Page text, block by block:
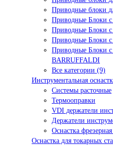
Приводные блоки
Приводные Блоки
Приводные Блоки
Приводные Блоки
Приводные Блоки
BARRUFFALDI
Все категории (9)
Инструментальная
Системы расточные
Термооправки
VDI держатели
Держатели
Оснастка
Оснастка для токарных